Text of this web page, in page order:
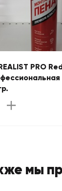
PRO
мы